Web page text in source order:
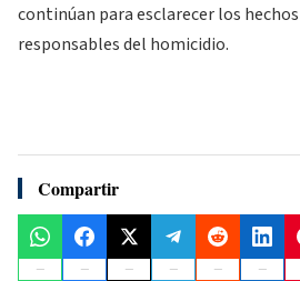
continúan para esclarecer los
responsables del homicidio.
Compartir